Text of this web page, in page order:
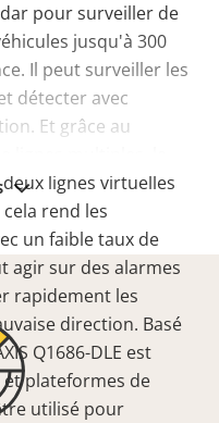
pour surveiller de
jusqu'à 300
Il peut surveiller les
détecter avec
Et grâce au
lignes virtuelles
rend les
un faible taux de
agir sur des alarmes
rapidement les
direction. Basé
Q1686-DLE est
et plateformes de
utilisé pour